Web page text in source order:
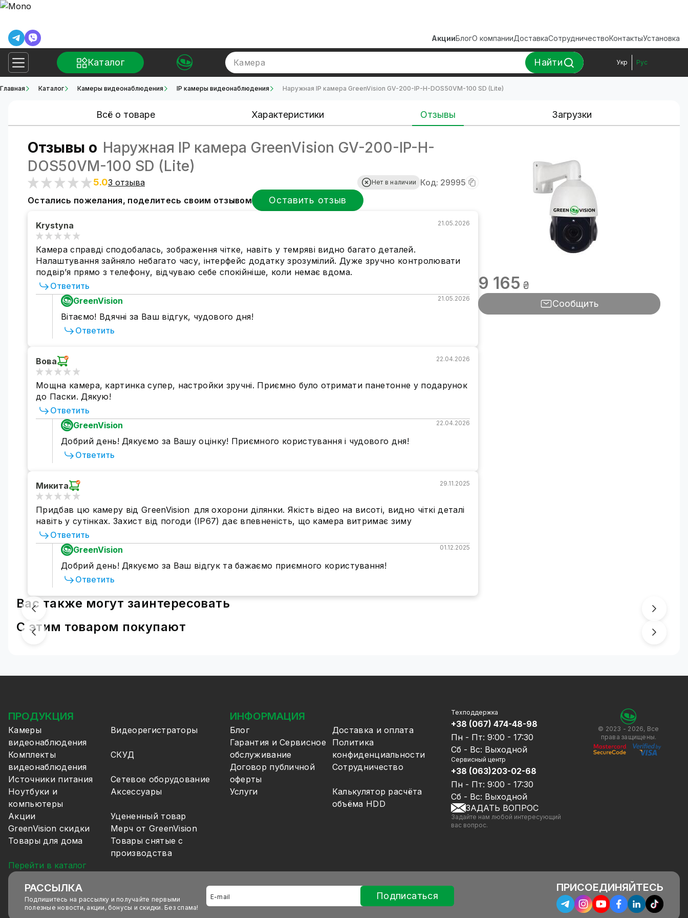
АкцииБлогО компанииДоставкаСотрудничествоКонтактыУстановка
Каталог Камера Найти Укр Рус
Главная Каталог Камеры видеонаблюдения IP камеры видеонаблюдения Наружная IP камера GreenVision GV-200-IP-H-DOS50VM-100 SD (Lite)
Всё о товаре Характеристики Отзывы Загрузки
Отзывы о Наружная IP камера GreenVision GV-200-IP-H-
DOS50VM-100 SD (Lite)
5.03 отзыва Нет в наличии
Код: 29995
Остались пожелания, поделитесь своим отзывом
Оставить отзыв
Krystyna 21.05.2026
Камера справді сподобалась, зображення чітке, навіть у темряві видно багато деталей.
Налаштування зайняло небагато часу, інтерфейс додатку зрозумілий. Дуже зручно контролювати
подвір’я прямо з телефону, відчуваю себе спокійніше, коли немає вдома.
Ответить
GreenVision
21.05.2026
Вітаємо! Вдячні за Ваш відгук, чудового дня!
Ответить
Вова 22.04.2026
Мощна камера, картинка супер, настройки зручні. Приємно було отримати панетонне у подарунок
до Паски. Дякую!
Ответить
GreenVision
22.04.2026
Добрий день! Дякуємо за Вашу оцінку! Приємного користування і чудового дня!
Ответить
Микита 29.11.2025
Придбав цю камеру від GreenVision для охорони ділянки. Якість відео на висоті, видно чіткі деталі
навіть у сутінках. Захист від погоди (IP67) дає впевненість, що камера витримає зиму
Ответить
GreenVision
01.12.2025
Добрий день! Дякуємо за Ваш відгук та бажаємо приємного користування!
Ответить
9 165 ₴
Сообщить
Вас также могут заинтересовать
С этим товаром покупают
ПРОДУКЦИЯ
Камеры
видеонаблюдения
Видеорегистраторы
Комплекты
видеонаблюдения
СКУД
Источники питания
Сетевое оборудование
Ноутбуки и
компьютеры
Аксессуары
Акции
Уцененный товар
GreenVision скидки
Мерч от GreenVision
Товары для дома
Товары снятые с
производства
Перейти в каталог
ИНФОРМАЦИЯ
Блог
Доставка и оплата
Гарантия и Сервисное
обслуживание
Политика
конфиденциальности
Договор публичной
оферты
Сотрудничество
Услуги
Калькулятор расчёта
объёма HDD
Техподдержка
+38 (067) 474-48-98
Пн - Пт: 9:00 - 17:30
Сб - Вс: Выходной
Сервисный центр
+38 (063)203-02-68
Пн - Пт: 9:00 - 17:30
Сб - Вс: Выходной
ЗАДАТЬ ВОПРОС
Задайте нам любой интересующий
вас вопрос.
© 2023 - 2026, Все
права защищены.
РАССЫЛКА
Подпишитесь на рассылку и получайте первыми
полезные новости, акции, бонусы и скидки. Без спама!
Подписаться
ПРИСОЕДИНЯЙТЕСЬ